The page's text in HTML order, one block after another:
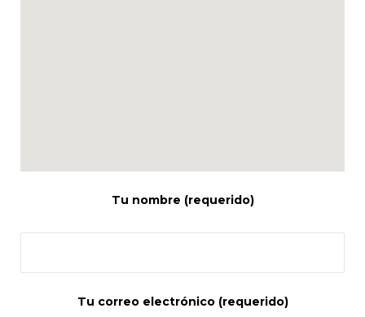
Tu nombre (requerido)
Tu correo electrónico (requerido)